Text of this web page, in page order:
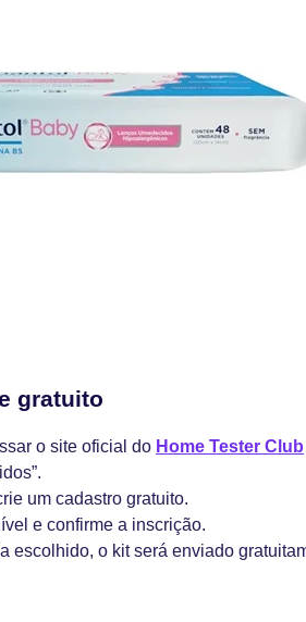
gratuito
o site oficial do Home Tester Club
um cadastro gratuito.
e confirme a inscrição.
escolhido, o kit será enviado